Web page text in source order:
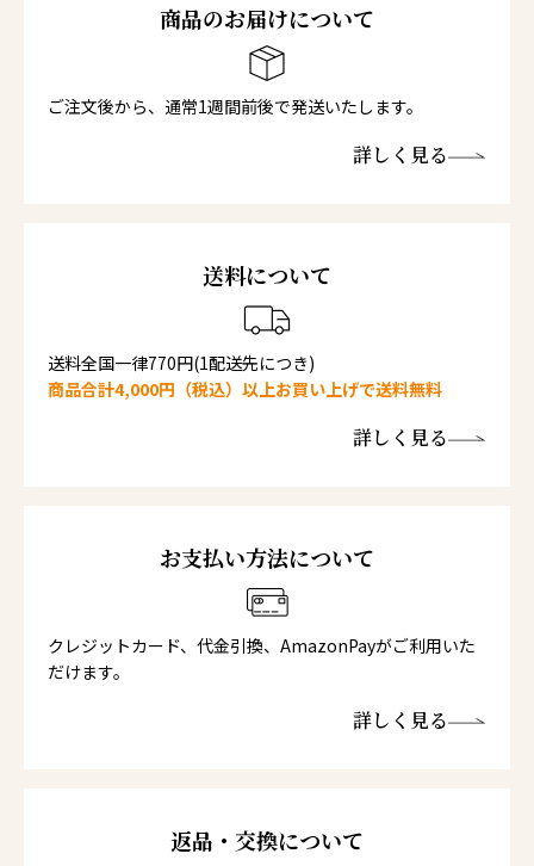
商品のお届けについて
ご注文後から、通常1週間前後で発送いたします。
詳しく見る
送料について
送料全国一律770円(1配送先につき)
商品合計4,000円（税込）以上お買い上げで送料無料
詳しく見る
お支払い方法について
クレジットカード、代金引換、AmazonPayがご利用いた
だけます。
詳しく見る
返品・交換について